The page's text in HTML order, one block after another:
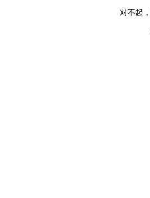
对不起